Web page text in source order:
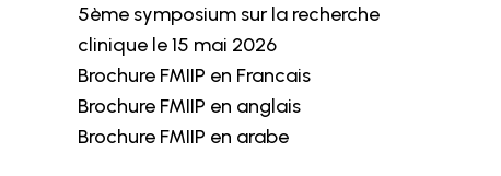
5ème symposium sur la recherche
clinique le 15 mai 2026
Brochure FMIIP en Francais
Brochure FMIIP en anglais
Brochure FMIIP en arabe